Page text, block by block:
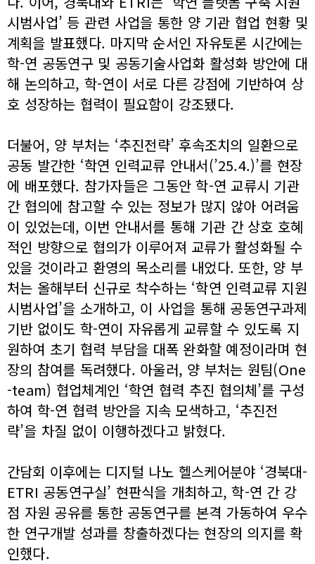
시범사업’ 등 관련 사업을 통한 양 기관 협업 현황 및
계획을 발표했다. 마지막 순서인 자유토론 시간에는
학-연 공동연구 및 공동기술사업화 활성화 방안에 대
해 논의하고, 학-연이 서로 다른 강점에 기반하여 상
호 성장하는 협력이 필요함이 강조됐다.
더불어, 양 부처는 ‘추진전략’ 후속조치의 일환으로
공동 발간한 ‘학연 인력교류 안내서(’25.4.)’를 현장
에 배포했다. 참가자들은 그동안 학-연 교류시 기관
간 협의에 참고할 수 있는 정보가 많지 않아 어려움
이 있었는데, 이번 안내서를 통해 기관 간 상호 호혜
적인 방향으로 협의가 이루어져 교류가 활성화될 수
있을 것이라고 환영의 목소리를 내었다. 또한, 양 부
처는 올해부터 신규로 착수하는 ‘학연 인력교류 지원
시범사업’을 소개하고, 이 사업을 통해 공동연구과제
기반 없이도 학-연이 자유롭게 교류할 수 있도록 지
원하여 초기 협력 부담을 대폭 완화할 예정이라며 현
장의 참여를 독려했다. 아울러, 양 부처는 원팀(One
-team) 협업체계인 ‘학연 협력 추진 협의체’를 구성
하여 학-연 협력 방안을 지속 모색하고, ‘추진전
략’을 차질 없이 이행하겠다고 밝혔다.
간담회 이후에는 디지털 나노 헬스케어분야 ‘경북대-
ETRI 공동연구실’ 현판식을 개최하고, 학-연 간 강
점 자원 공유를 통한 공동연구를 본격 가동하여 우수
한 연구개발 성과를 창출하겠다는 현장의 의지를 확
인했다.